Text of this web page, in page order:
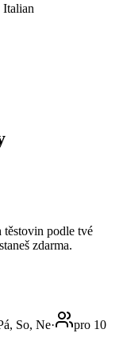
Italian
těstovin podle tvé
zdarma.
So, Ne·
pro 10